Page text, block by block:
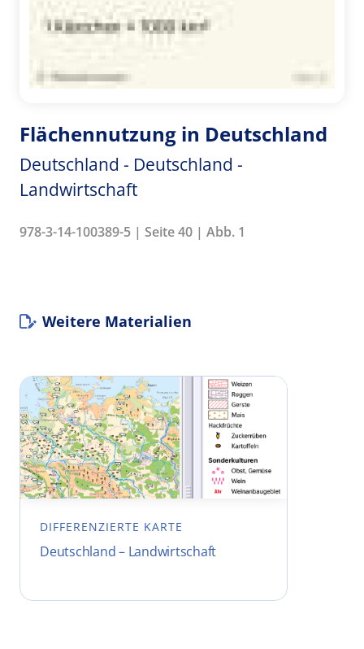
Flächennutzung in Deutschland
Deutschland - Deutschland -
Landwirtschaft
978-3-14-100389-5 | Seite 40 | Abb. 1
Weitere Materialien
DIFFERENZIERTE KARTE
Deutschland – Landwirtschaft